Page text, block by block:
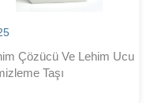
Çözücü Ve Lehim Ucu
Taşı